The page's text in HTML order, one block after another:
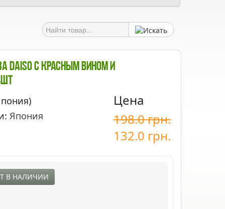
Daiso С Красным Вином И
Япония
Цена
198.0грн.
132.0 грн.
В НАЛИЧИИ